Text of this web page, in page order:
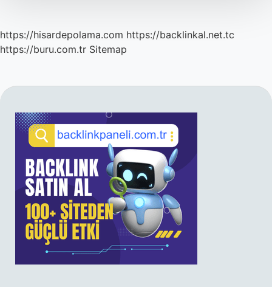
https://hisardepolama.com https://backlinkal.net.tc
https://buru.com.tr Sitemap
SIDEBAR